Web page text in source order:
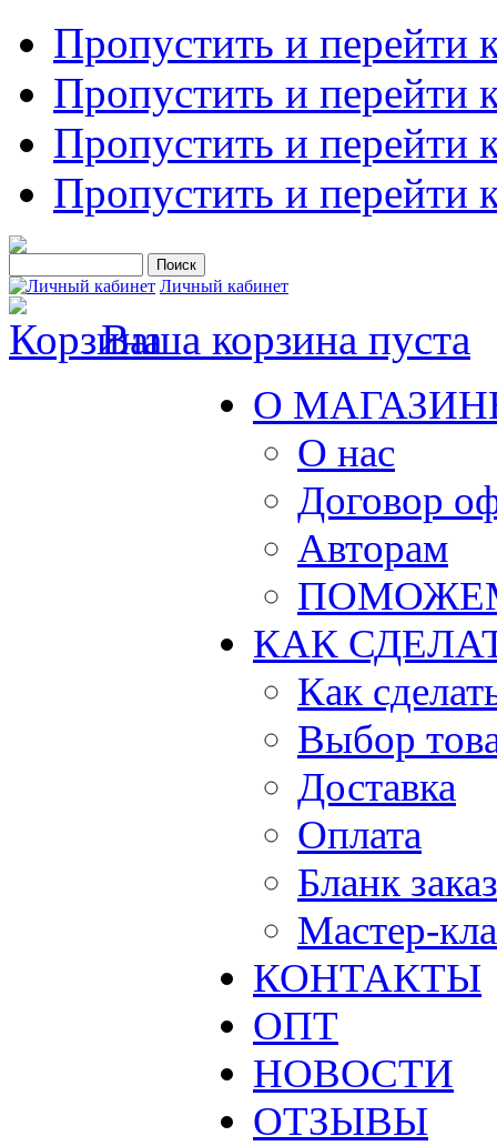
Пропустить и перейти
Пропустить и перейти
Пропустить и перейти
Пропустить и перейти
Личный кабинет
Ваша корзина пуста
О
О нас
Договор
Авторам
КАК
Как
Выбор
Доставка
Оплата
Бланк
Мастер-
КОНТАКТЫ
ОПТ
НОВОСТИ
ОТЗЫВЫ